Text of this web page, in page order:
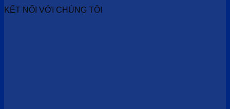
KẾT NỐI VỚI CHÚNG TÔI